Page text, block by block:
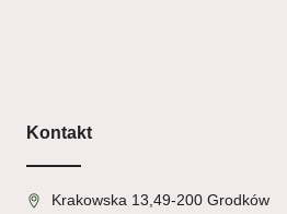
Kontakt
Krakowska 13,49-200 Grodków